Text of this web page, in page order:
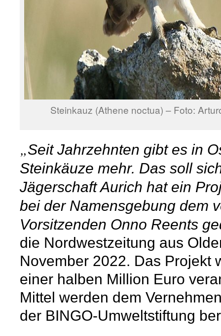
Steinkauz (Athene noctua) – Foto:
„Seit Jahrzehnten gibt es in
Steinkäuze mehr. Das soll
Jägerschaft Aurich hat ein
bei der Namensgebung dem
Vorsitzenden Onno Reents
die Nordwestzeitung aus
November 2022. Das Projekt
einer halben Million Euro
Mittel werden dem
der BINGO-Umweltstiftung